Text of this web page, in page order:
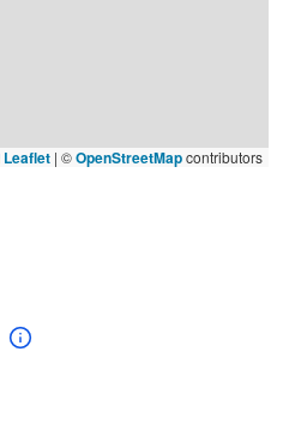
Leaflet | ©OpenStreetMapcontributors